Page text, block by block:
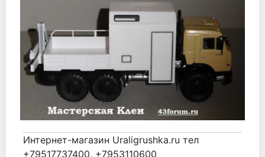
Интернет-магазин Uraligrushka.ru тел
+79517737400, +7953110600